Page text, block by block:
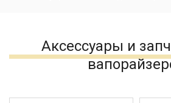
Аксессуары и